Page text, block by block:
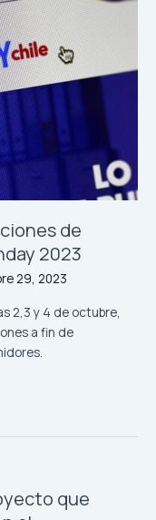
de
2023
29, 2023
2,3 y 4 de octubre,
a fin de
que